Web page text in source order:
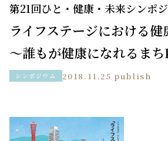
第21回ひと・健康・未来シンポ
ライフステージにおける
～誰もが健康になれるま
シンポジウム 2018.11.25 publish